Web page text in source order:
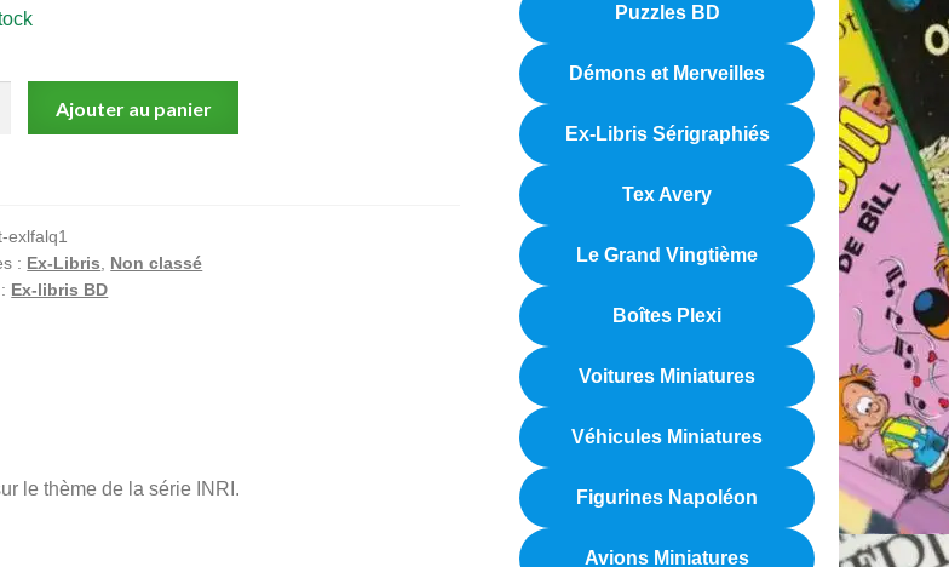
Ajouter au panier
exlfalq1
: Ex-Libris, Non classé
Ex-libris BD
le thème de la série INRI.
Puzzles BD
Démons et Merveilles
Ex-Libris Sérigraphiés
Tex Avery
Le Grand Vingtième
Boîtes Plexi
Voitures Miniatures
Véhicules Miniatures
Figurines Napoléon
Avions Miniatures